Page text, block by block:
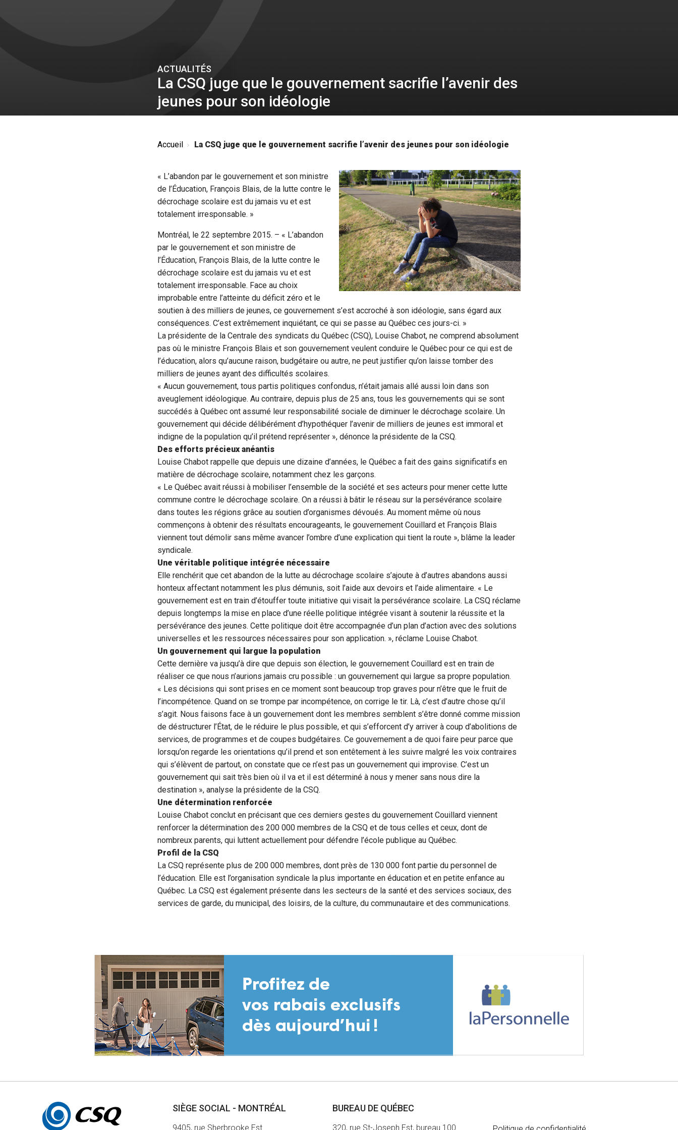
ACTUALITÉS
La CSQ juge que le gouvernement sacrifie l’avenir des
jeunes pour son idéologie
Accueil La CSQ juge que le gouvernement sacrifie l’avenir des jeunes pour son idéologie
« L’abandon par le gouvernement et son ministre
de l’Éducation, François Blais, de la lutte contre le
décrochage scolaire est du jamais vu et est
totalement irresponsable. »
Montréal, le 22 septembre 2015. – « L’abandon
par le gouvernement et son ministre de
l’Éducation, François Blais, de la lutte contre le
décrochage scolaire est du jamais vu et est
totalement irresponsable. Face au choix
improbable entre l’atteinte du déficit zéro et le
soutien à des milliers de jeunes, ce gouvernement s’est accroché à son idéologie, sans égard aux
conséquences. C’est extrêmement inquiétant, ce qui se passe au Québec ces jours-ci. »
La présidente de la Centrale des syndicats du Québec (CSQ), Louise Chabot, ne comprend absolument
pas où le ministre François Blais et son gouvernement veulent conduire le Québec pour ce qui est de
l’éducation, alors qu’aucune raison, budgétaire ou autre, ne peut justifier qu’on laisse tomber des
milliers de jeunes ayant des difficultés scolaires.
« Aucun gouvernement, tous partis politiques confondus, n’était jamais allé aussi loin dans son
aveuglement idéologique. Au contraire, depuis plus de 25 ans, tous les gouvernements qui se sont
succédés à Québec ont assumé leur responsabilité sociale de diminuer le décrochage scolaire. Un
gouvernement qui décide délibérément d’hypothéquer l’avenir de milliers de jeunes est immoral et
indigne de la population qu’il prétend représenter », dénonce la présidente de la CSQ.
Des efforts précieux anéantis
Louise Chabot rappelle que depuis une dizaine d’années, le Québec a fait des gains significatifs en
matière de décrochage scolaire, notamment chez les garçons.
« Le Québec avait réussi à mobiliser l’ensemble de la société et ses acteurs pour mener cette lutte
commune contre le décrochage scolaire. On a réussi à bâtir le réseau sur la persévérance scolaire
dans toutes les régions grâce au soutien d’organismes dévoués. Au moment même où nous
commençons à obtenir des résultats encourageants, le gouvernement Couillard et François Blais
viennent tout démolir sans même avancer l’ombre d’une explication qui tient la route », blâme la leader
syndicale.
Une véritable politique intégrée nécessaire
Elle renchérit que cet abandon de la lutte au décrochage scolaire s’ajoute à d’autres abandons aussi
honteux affectant notamment les plus démunis, soit l’aide aux devoirs et l’aide alimentaire. « Le
gouvernement est en train d’étouffer toute initiative qui visait la persévérance scolaire. La CSQ réclame
depuis longtemps la mise en place d’une réelle politique intégrée visant à soutenir la réussite et la
persévérance des jeunes. Cette politique doit être accompagnée d’un plan d’action avec des solutions
universelles et les ressources nécessaires pour son application. », réclame Louise Chabot.
Un gouvernement qui largue la population
Cette dernière va jusqu’à dire que depuis son élection, le gouvernement Couillard est en train de
réaliser ce que nous n’aurions jamais cru possible : un gouvernement qui largue sa propre population.
« Les décisions qui sont prises en ce moment sont beaucoup trop graves pour n’être que le fruit de
l’incompétence. Quand on se trompe par incompétence, on corrige le tir. Là, c’est d’autre chose qu’il
s’agit. Nous faisons face à un gouvernement dont les membres semblent s’être donné comme mission
de déstructurer l’État, de le réduire le plus possible, et qui s’efforcent d’y arriver à coup d’abolitions de
services, de programmes et de coupes budgétaires. Ce gouvernement a de quoi faire peur parce que
lorsqu’on regarde les orientations qu’il prend et son entêtement à les suivre malgré les voix contraires
qui s’élèvent de partout, on constate que ce n’est pas un gouvernement qui improvise. C’est un
gouvernement qui sait très bien où il va et il est déterminé à nous y mener sans nous dire la
destination », analyse la présidente de la CSQ.
Une détermination renforcée
Louise Chabot conclut en précisant que ces derniers gestes du gouvernement Couillard viennent
renforcer la détermination des 200 000 membres de la CSQ et de tous celles et ceux, dont de
nombreux parents, qui luttent actuellement pour défendre l’école publique au Québec.
Profil de la CSQ
La CSQ représente plus de 200 000 membres, dont près de 130 000 font partie du personnel de
l’éducation. Elle est l’organisation syndicale la plus importante en éducation et en petite enfance au
Québec. La CSQ est également présente dans les secteurs de la santé et des services sociaux, des
services de garde, du municipal, des loisirs, de la culture, du communautaire et des communications.
Autres
informations
SIÈGE SOCIAL - MONTRÉAL
9405, rue Sherbrooke Est
BUREAU DE QUÉBEC
320, rue St-Joseph Est, bureau 100